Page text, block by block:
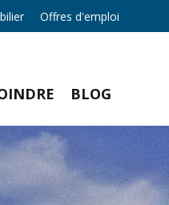
Offres d'emploi
BLOG